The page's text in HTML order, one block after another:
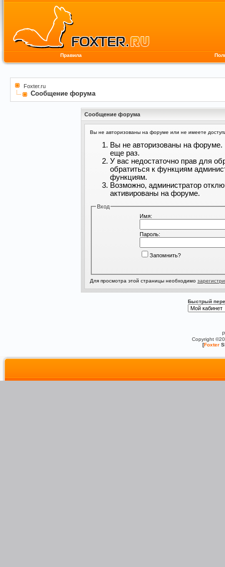
Правила
Foxter.ru
Сообщение форума
Сообщение форума
Вы не авторизованы на форуме или не имеете
Вы не авторизованы на форуме.
еще раз.
У вас недостаточно прав для
обратиться к функциям
функциям.
Возможно, администратор
активированы на форуме.
Вход
Имя:
Пароль:
Запомнить?
Для просмотра этой страницы необходимо
Быстрый
Copyright
[Foxter